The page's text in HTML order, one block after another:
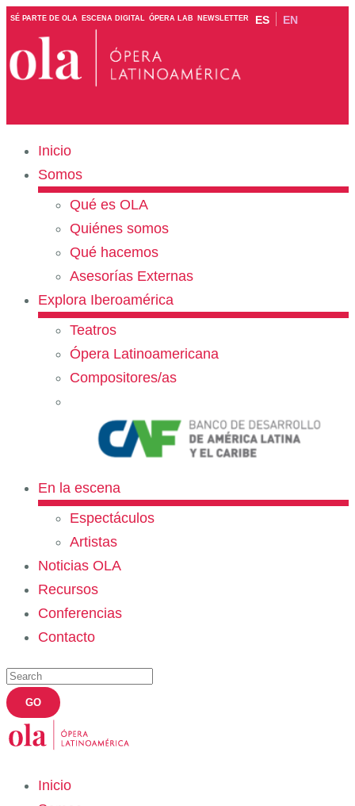
SÉ PARTE DE OLA ESCENA DIGITAL ÓPERA LAB NEWSLETTER ES EN
Inicio
Somos
Qué es OLA
Quiénes somos
Qué hacemos
Asesorías Externas
Explora Iberoamérica
Teatros
Ópera Latinoamericana
Compositores/as
En la escena
Espectáculos
Artistas
Noticias OLA
Recursos
Conferencias
Contacto
Inicio